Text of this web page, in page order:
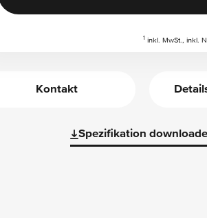
1 inkl. MwSt., inkl.
Kontakt
Spezifikation